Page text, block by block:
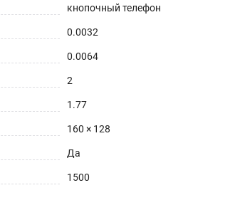
кнопочный телефон
0.0032
0.0064
2
1.77
160 × 128
Да
1500